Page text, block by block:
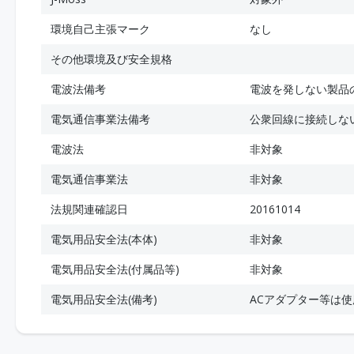
環境自己主張マーク
なし
その他環境及び安全規格
電波法備考
電波を発しない製品
電気通信事業法備考
公衆回線に接続しな
電波法
非対象
電気通信事業法
非対象
法規関連確認日
20161014
電気用品安全法(本体)
非対象
電気用品安全法(付属品等)
非対象
電気用品安全法(備考)
ACアダプター等は